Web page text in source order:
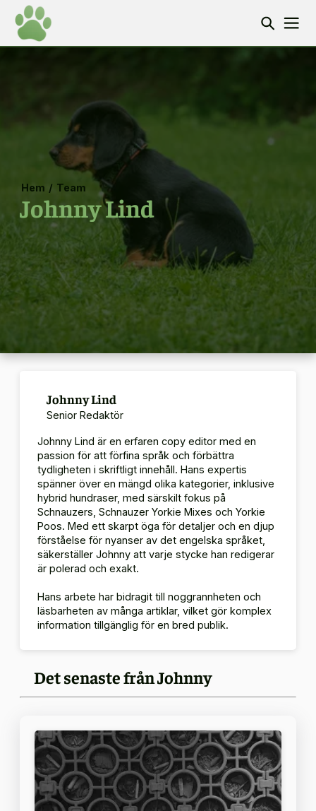
Hem / Team
Johnny Lind
Johnny Lind
Senior Redaktör
Johnny Lind är en erfaren copy editor med en
passion för att förfina språk och förbättra
tydligheten i skriftligt innehåll. Hans expertis
spänner över en mängd olika kategorier, inklusive
hybrid hundraser, med särskilt fokus på
Schnauzers, Schnauzer Yorkie Mixes och Yorkie
Poos. Med ett skarpt öga för detaljer och en djup
förståelse för nyanser av det engelska språket,
säkerställer Johnny att varje stycke han redigerar
är polerad och exakt.
Hans arbete har bidragit till noggrannheten och
läsbarheten av många artiklar, vilket gör komplex
information tillgänglig för en bred publik.
Det senaste från Johnny